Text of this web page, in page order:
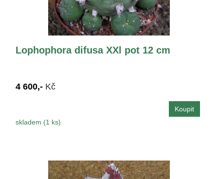
Lophophora difusa XXl pot 12 cm
4 600,- Kč
skladem (1 ks)